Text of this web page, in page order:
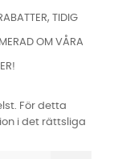
TIDIG
OM VÅRA
För detta
i det rättsliga